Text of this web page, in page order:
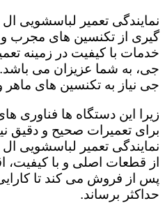
نمایندگی تعمیر لباسشویی ال
گیری از تکنسین های مجرب و
خدمات با کیفیت در زمینه
جی، به شما عزیزان می
جی نیاز به تکنسین های
زیرا این دستگاه ها فناوری
برای تعمیرات صحیح و دقیق
نمایندگی تعمیر لباسشویی ال
از قطعات اصلی و با کیفیت،
پس از فروش می کند تا
حداکثر برساند.